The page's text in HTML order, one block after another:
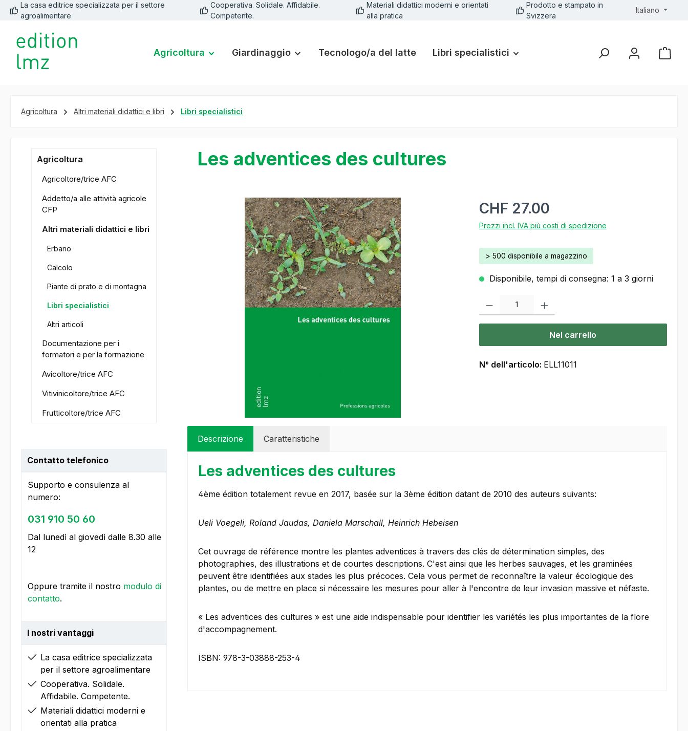
Passa alla navigazione principale
La casa editrice specializzata per il settore
agroalimentare
Cooperativa. Solidale. Affidabile.
Competente.
Materiali didattici moderni e orientati
alla pratica
Prodotto e stampato in
Svizzera
Italiano
Agricoltura Giardinaggio Tecnologo/a del latte Libri specialistici
Agricoltura Altri materiali didattici e libri Libri specialistici
Agricoltura
Agricoltore/trice AFC
Addetto/a alle attività agricole
CFP
Altri materiali didattici e libri
Erbario
Calcolo
Piante di prato e di montagna
Libri specialistici
Altri articoli
Documentazione per i
formatori e per la formazione
Avicoltore/trice AFC
Vitivinicoltore/trice AFC
Frutticoltore/trice AFC
Contatto telefonico
Supporto e consulenza al
numero:
031 910 50 60
Dal lunedì al giovedì dalle 8.30 alle
12
Oppure tramite il nostro modulo di
contatto.
I nostri vantaggi
La casa editrice specializzata
per il settore agroalimentare
Cooperativa. Solidale.
Affidabile. Competente.
Materiali didattici moderni e
orientati alla pratica
Les adventices des cultures
Salta la galleria di immagini CHF 27.00
Prezzi incl. IVA più costi di spedizione
> 500 disponibile a magazzino
Disponibile, tempi di consegna: 1 a 3 giorni
Nel carrello
N° dell'articolo: ELL11011
Descrizione Caratteristiche
Les adventices des cultures
4ème édition totalement revue en 2017, basée sur la 3ème édition datant de 2010 des auteurs suivants:
Ueli Voegeli, Roland Jaudas, Daniela Marschall, Heinrich Hebeisen
Cet ouvrage de référence montre les plantes adventices à travers des clés de détermination simples, des
photographies, des illustrations et de courtes descriptions. C'est ainsi que les herbes sauvages, et les graminées
peuvent être identifiées aux stades les plus précoces. Cela vous permet de reconnaître la valeur écologique des
plantes, ou de mettre en place si nécessaire les mesures pour aller à l'encontre de leur invasion massive et néfaste.
« Les adventices des cultures » est une aide indispensable pour identifier les variétés les plus importantes de la flore
d'accompagnement.
ISBN: 978-3-03888-253-4